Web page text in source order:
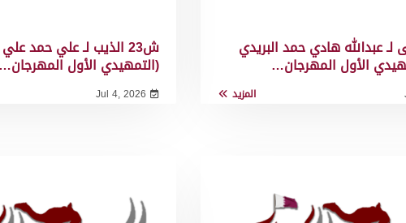
لـ عبدالله هادي حمد البريدي
الأول المهرجان…
المزيد
ش23 الذيب لـ علي حمد
(التمهيدي الأول المهرجان…
Jul 4, 2026